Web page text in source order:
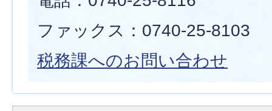
ファックス：0740-25-8103
税務課へのお問い合わせ